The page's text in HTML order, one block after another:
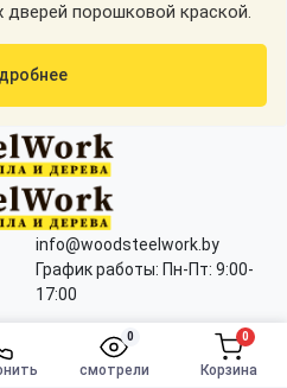
смотрели
0
Корзина
0
дверей порошковой краской.
info@woodsteelwork.by
График работы: Пн-Пт: 9:00-
17:00
Прием заявок через сайт:
круглосуточно